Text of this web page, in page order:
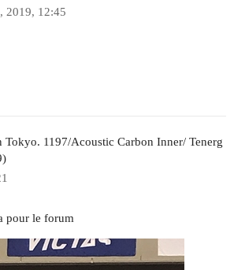
2019, 12:45
Tokyo. 1197/Acoustic Carbon Inner/ Tenerg
pour le forum